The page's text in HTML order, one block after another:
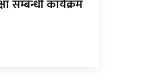
सम्बन्धी कार्यक्रम